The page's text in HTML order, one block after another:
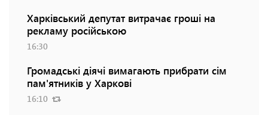
Харківський депутат витрачає гроші на
рекламу російською
16:30
Громадські діячі вимагають прибрати сім
пам'ятників у Харкові
16:10